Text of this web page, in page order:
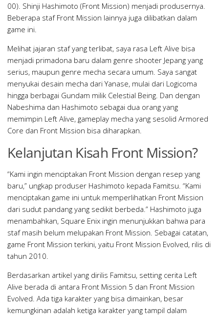
00). Shinji Hashimoto (Front Mission) menjadi produsernya.
Beberapa staf Front Mission lainnya juga dilibatkan dalam
game ini.
Melihat jajaran staf yang terlibat, saya rasa Left Alive bisa
menjadi primadona baru dalam genre shooter Jepang yang
serius, maupun genre mecha secara umum. Saya sangat
menyukai desain mecha dari Yanase, mulai dari Logicoma
hingga berbagai Gundam milik Celestial Being. Dan dengan
Nabeshima dan Hashimoto sebagai dua orang yang
memimpin Left Alive, gameplay mecha yang sesolid Armored
Core dan Front Mission bisa diharapkan.
Kelanjutan Kisah Front Mission?
“Kami ingin menciptakan Front Mission dengan resep yang
baru,” ungkap produser Hashimoto kepada Famitsu. “Kami
menciptakan game ini untuk memperlihatkan Front Mission
dari sudut pandang yang sedikit berbeda.” Hashimoto juga
menambahkan, Square Enix ingin menunjukkan bahwa para
staf masih belum melupakan Front Mission. Sebagai catatan,
game Front Mission terkini, yaitu Front Mission Evolved, rilis di
tahun 2010.
Berdasarkan artikel yang dirilis Famitsu, setting cerita Left
Alive berada di antara Front Mission 5 dan Front Mission
Evolved. Ada tiga karakter yang bisa dimainkan, besar
kemungkinan adalah ketiga karakter yang tampil dalam